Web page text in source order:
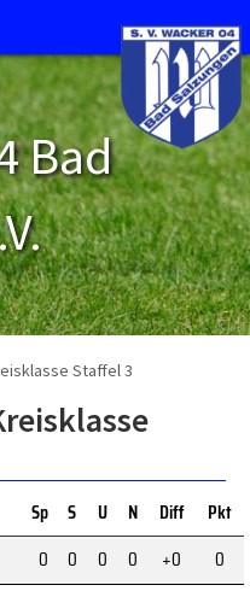
Bad
Staffel 3
Sp S U N Diff
Pkt
0 0 0 0 +0
0